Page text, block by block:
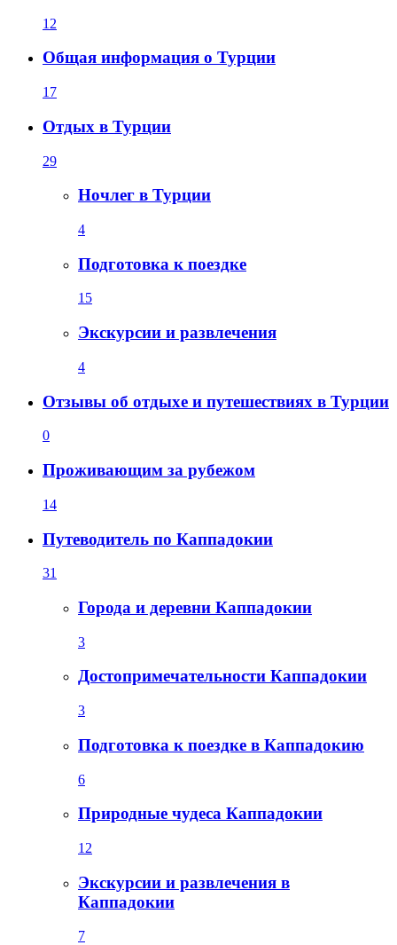
12
Общая информация о Турции
17
Отдых в Турции
29
Ночлег в Турции
4
Подготовка к поездке
15
Экскурсии и развлечения
4
Отзывы об отдыхе и путешествиях в Турции
0
Проживающим за рубежом
14
Путеводитель по Каппадокии
31
Города и деревни Каппадокии
3
Достопримечательности Каппадокии
3
Подготовка к поездке в Каппадокию
6
Природные чудеса Каппадокии
12
Экскурсии и развлечения в
Каппадокии
7